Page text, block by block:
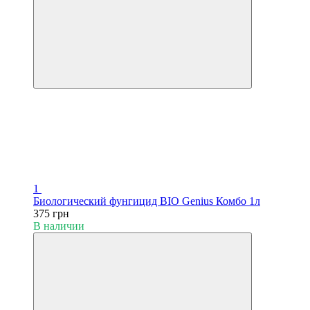
1
Биологический фунгицид BIO Genius Комбо 1л
375 грн
В наличии